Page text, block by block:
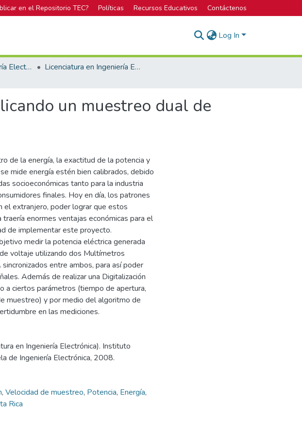
en el Repositorio TEC? Políticas Recursos Educativos Contáctenos
Log In
Escuela de Ingeniería Electrónica
Licenciatura en Ingeniería Electrónica
un muestreo dual de
de la energía, la exactitud de la potencia y
mide energía estén bien calibrados, debido
socioeconómicas tanto para la industria
finales. Hoy en día, los patrones
el extranjero, poder lograr que estos
enormes ventajas económicas para el
de implementar este proyecto.
medir la potencia eléctrica generada
voltaje utilizando dos Multímetros
entre ambos, para así poder
Además de realizar una Digitalización
a ciertos parámetros (tiempo de apertura,
muestreo) y por medio del algoritmo de
en las mediciones.
en Ingeniería Electrónica). Instituto
de Ingeniería Electrónica, 2008.
, Velocidad de muestreo, Potencia, Energía,
Rica